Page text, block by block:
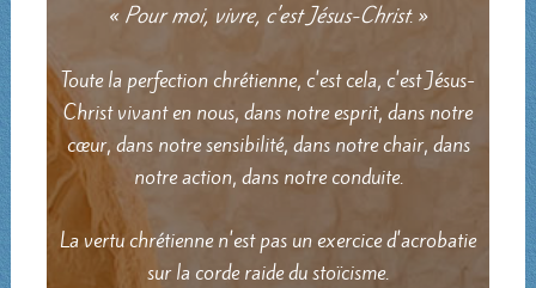
« Pour moi, vivre, c'est Jésus-Christ. »
Toute la perfection chrétienne, c'est cela, c'est Jésus-
Christ vivant en nous, dans notre esprit, dans notre
cœur, dans notre sensibilité, dans notre chair, dans
notre action, dans notre conduite.
La vertu chrétienne n'est pas un exercice d'acrobatie
sur la corde raide du stoïcisme.